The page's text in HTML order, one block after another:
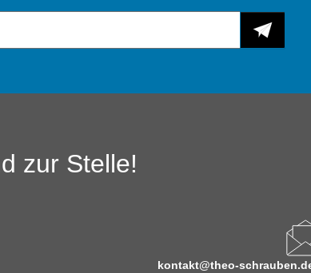
zur Stelle!
kontakt@theo-